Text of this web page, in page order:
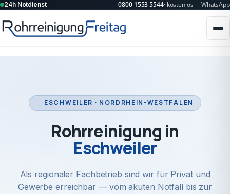
24h Notdienst 0800 1553 5544· kostenlos WhatsApp
ESCHWEILER · NORDRHEIN-WESTFALEN
Rohrreinigung in
Eschweiler
Als regionaler Fachbetrieb sind wir für Privat und
Gewerbe erreichbar — vom akuten Notfall bis zur